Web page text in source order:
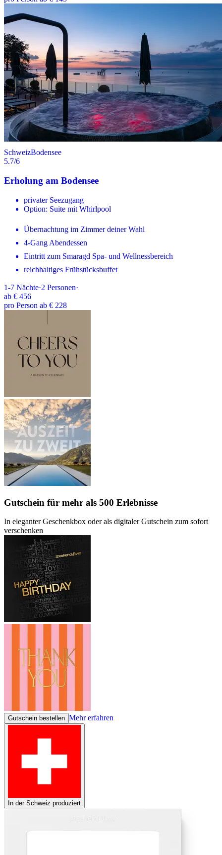
SchweizBodensee
5.7/6
Erholung am Bodensee
privater Seezugang
Option: Suite mit Whirlpool
Übernachtung im Zimmer deiner Wahl
4-Gang Abendessen
Eintritt zum Smaragd Spa- und Wellnessbereich
reichhaltiges Frühstücksbuffet
1-7 Nächte·2 Personen·
ab € 456
pro Person ab € 228
Gutschein für mehr als 500 Erlebnisse
In eleganter Geschenkbox oder als digitaler Gutschein zum sofort
verschenken
Gutschein bestellen Mehr erfahren
In der Schweiz produziert